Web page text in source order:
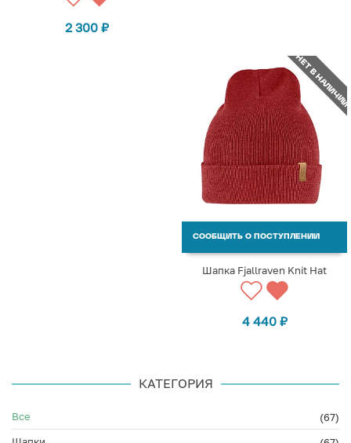
2 300 ₽
НЕТ В НАЛИЧИИ
СООБЩИТЬ О ПОСТУПЛЕНИИ
Шапка Fjallraven Knit Hat
4 440 ₽
КАТЕГОРИЯ
Все
(67)